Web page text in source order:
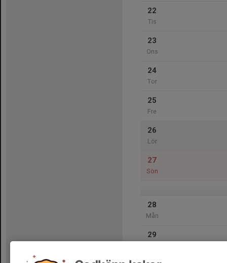
22
Tis
23
Ons
24
Tor
25
Fre
26
Lör
27
Sön
28
Mån
29